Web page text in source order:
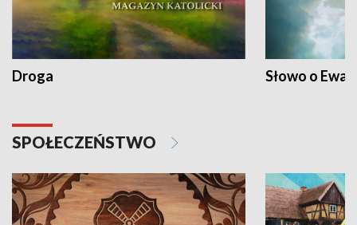
Droga Słowo o
SPOŁECZEŃSTWO